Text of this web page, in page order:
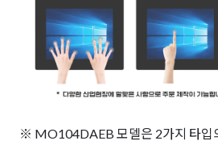
※ MO104DAEB 모델은 2가지 타입